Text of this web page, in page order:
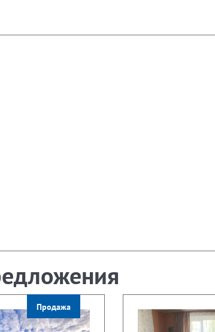
Продажа